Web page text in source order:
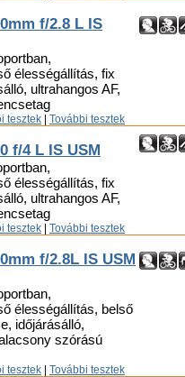
f/2.8 L IS
élességállítás, fix
ultrahangos AF,
tesztek További tesztek
f/4 L IS USM
élességállítás, fix
ultrahangos AF,
tesztek További tesztek
f/2.8L IS USM
élességállítás, belső
időjárásálló,
szórású
tesztek További tesztek